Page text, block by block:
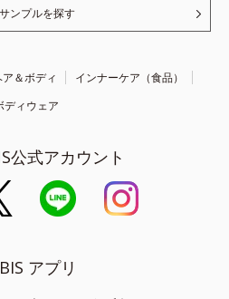
ンプルを探す
＆ボディ
インナーケア（食品）
ディウェア
公式アカウント
アプリ